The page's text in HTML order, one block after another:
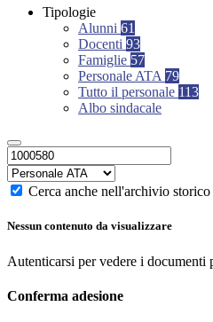
Tipologie
Alunni 61
Docenti 93
Famiglie 57
Personale ATA 79
Tutto il personale 113
Albo sindacale
Cerca anche nell'archivio storico
Nessun contenuto da visualizzare
Autenticarsi per vedere i documenti
Conferma adesione